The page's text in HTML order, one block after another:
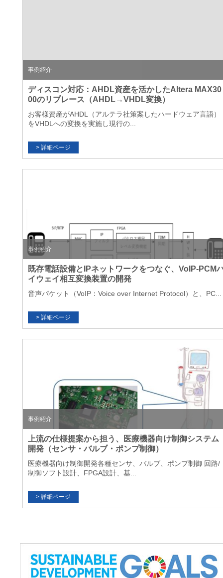
事例紹介
ディスコン対応：AHDL資産を活かしたAltera MAX30
00のリプレース（AHDL→VHDL変換）
お客様資産がAHDL（アルテラ社策案したハードウェア言語）
をVHDLへの変換を実施し現行の...
事例紹介
既存電話設備とIPネットワークをつなぐ、VoIP-PCM
イウェイ相互変換装置の開発
音声パケット（VoIP：Voice over Internet Protocol）と、PC...
事例紹介
上流の仕様提案から担う、医療機器向け制御システム
開発（センサ・バルブ・ポンプ制御）
医療機器向け制御開発各種センサ、バルブ、ポンプ制御 回路/
制御ソフト設計、FPGA設計、基...